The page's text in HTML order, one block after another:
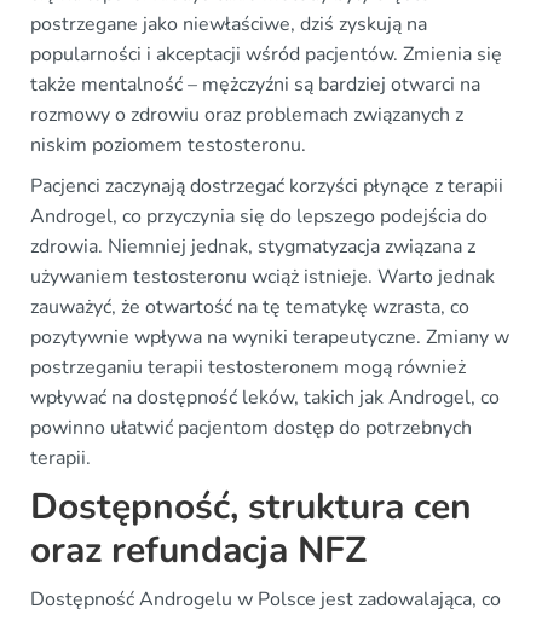
postrzegane jako niewłaściwe, dziś zyskują na
popularności i akceptacji wśród pacjentów. Zmienia się
także mentalność – mężczyźni są bardziej otwarci na
rozmowy o zdrowiu oraz problemach związanych z
niskim poziomem testosteronu.
Pacjenci zaczynają dostrzegać korzyści płynące z terapii
Androgel, co przyczynia się do lepszego podejścia do
zdrowia. Niemniej jednak, stygmatyzacja związana z
używaniem testosteronu wciąż istnieje. Warto jednak
zauważyć, że otwartość na tę tematykę wzrasta, co
pozytywnie wpływa na wyniki terapeutyczne. Zmiany w
postrzeganiu terapii testosteronem mogą również
wpływać na dostępność leków, takich jak Androgel, co
powinno ułatwić pacjentom dostęp do potrzebnych
terapii.
Dostępność, struktura cen
oraz refundacja NFZ
Dostępność Androgelu w Polsce jest zadowalająca, co